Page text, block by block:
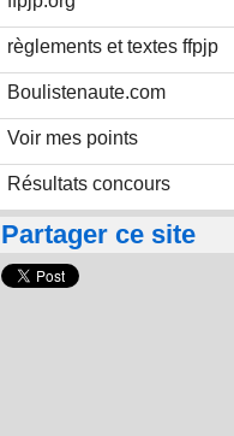
règlements et textes ffpjp
Boulistenaute.com
Voir mes points
Résultats concours
Partager ce site